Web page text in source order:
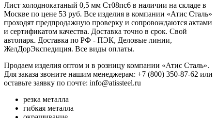
Лист холоднокатаный 0,5 мм Ст08пс6 в наличии на складе в
Москве по цене 53 руб. Все изделия в компании «Атис Сталь»
проходят предпродажную проверку и сопровождаются актами
и сертификатом качества. Доставка точно в срок. Свой
автопарк. Доставка по РФ - ПЭК, Деловые линии,
ЖелДорЭкспедиция. Все виды оплаты.
Продаем изделия оптом и в розницу компании «Атис Сталь».
Для заказа звоните нашим менеджерам: +7 (800) 350-87-62 или
оставьте заявку по почте: info@atissteel.ru
резка металла
гибкая металла